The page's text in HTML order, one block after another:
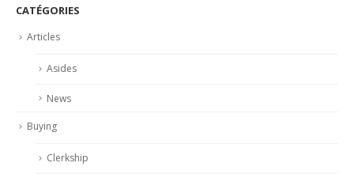
CATÉGORIES
Articles
Asides
News
Buying
Clerkship